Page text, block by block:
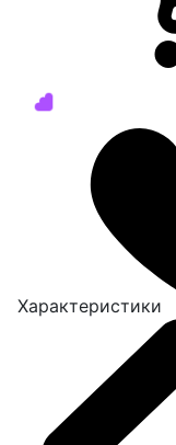
Характеристики